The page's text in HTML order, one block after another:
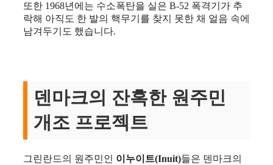
또한 1968년에는 수소폭탄을 실은 B-52 폭격기가 추
락해 아직도 한 발의 핵무기를 찾지 못한 채 얼음 속에
남겨두기도 했습니다.
덴마크의 잔혹한 원주민
개조 프로젝트
그린란드의 원주민인 이누이트(Inuit)들은 덴마크의